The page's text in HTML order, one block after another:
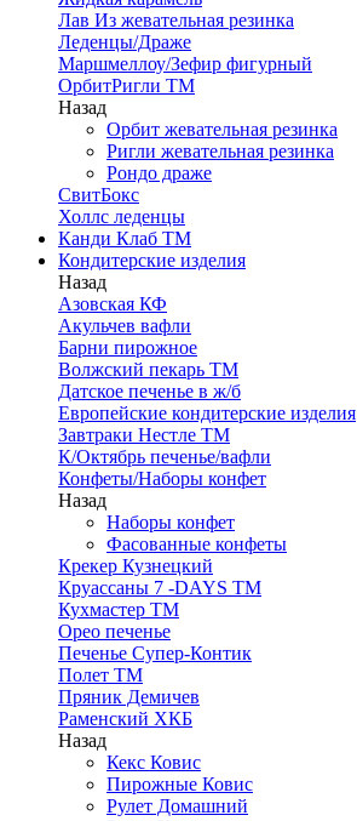
Лав Из жевательная резинка
Леденцы/Драже
Маршмеллоу/Зефир фигурный
ОрбитРигли ТМ
Назад
Орбит жевательная резинка
Ригли жевательная резинка
Рондо драже
СвитБокс
Холлс леденцы
Канди Клаб ТМ
Кондитерские изделия
Назад
Азовская КФ
Акульчев вафли
Барни пирожное
Волжский пекарь ТМ
Датское печенье в ж/б
Европейские кондитерские изделия
Завтраки Нестле ТМ
К/Октябрь печенье/вафли
Конфеты/Наборы конфет
Назад
Наборы конфет
Фасованные конфеты
Крекер Кузнецкий
Круассаны 7 -DAYS ТМ
Кухмастер ТМ
Орео печенье
Печенье Супер-Контик
Полет ТМ
Пряник Демичев
Раменский ХКБ
Назад
Кекс Ковис
Пирожные Ковис
Рулет Домашний